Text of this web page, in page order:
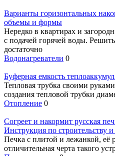
Варианты горизонтальных
объемы и формы
Нередко в квартирах и
с подачей горячей воды.
достаточно
Водонагреватели 0
Буферная емкость
Тепловая трубка своими
создания тепловой трубки
Отопление 0
Согреет и накормит русская
Инструкция по строительству
Печка с плитой и лежанкой, её
отличительная черта такого